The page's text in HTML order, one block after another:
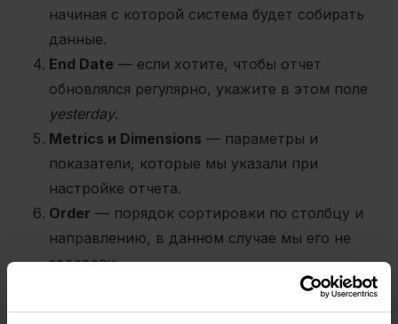
начиная с которой система будет собирать
данные.
End Date — если хотите, чтобы отчет
обновлялся регулярно, укажите в этом поле
yesterday.
Metrics и Dimensions — параметры и
показатели, которые мы указали при
настройке отчета.
Order — порядок сортировки по столбцу и
направлению, в данном случае мы его не
задавали.
— это способ отфильтровать данные,
используя конкретные условия. В этом случае